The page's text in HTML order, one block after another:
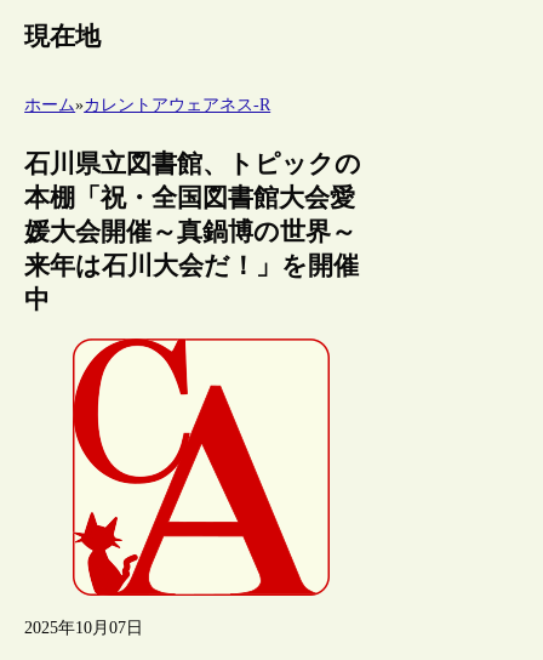
現在地
ホーム»カレントアウェアネス-R
石川県立図書館、トピックの
本棚「祝・全国図書館大会愛
媛大会開催～真鍋博の世界～
来年は石川大会だ！」を開催
中
2025年10月07日